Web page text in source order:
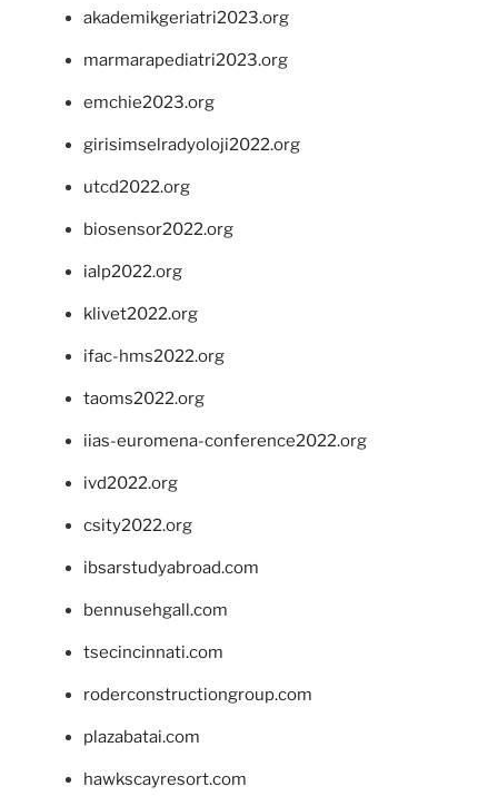
akademikgeriatri2023.org
marmarapediatri2023.org
emchie2023.org
girisimselradyoloji2022.org
utcd2022.org
biosensor2022.org
ialp2022.org
klivet2022.org
ifac-hms2022.org
taoms2022.org
iias-euromena-conference2022.org
ivd2022.org
csity2022.org
ibsarstudyabroad.com
bennusehgall.com
tsecincinnati.com
roderconstructiongroup.com
plazabatai.com
hawkscayresort.com